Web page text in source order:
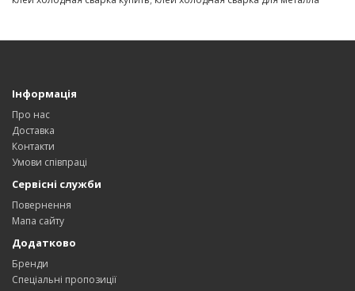
Інформація
Про нас
Доставка
Контакти
Умови співпраці
Сервісні служби
Повернення
Мапа сайту
Додатково
Бренди
Спеціальні пропозиції